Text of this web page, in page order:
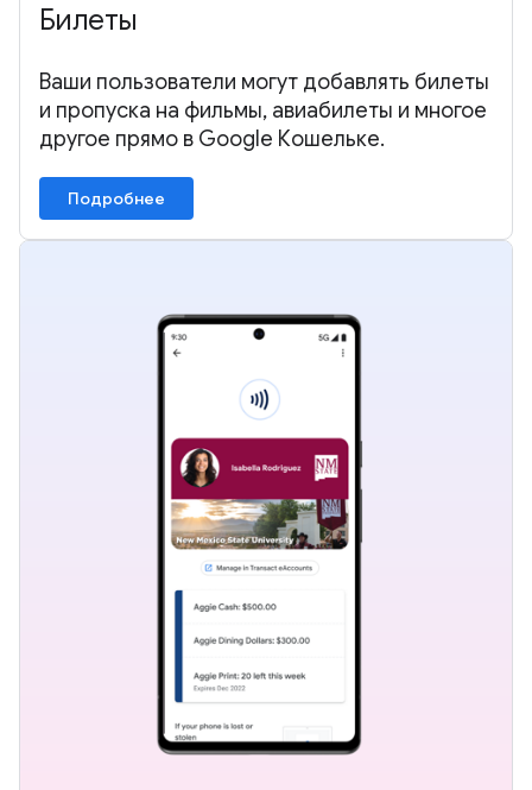
Билеты
Ваши пользователи могут добавлять билеты
и пропуска на фильмы, авиабилеты и многое
другое прямо в Google Кошельке.
Подробнее